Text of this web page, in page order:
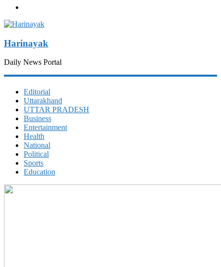
Harinayak
Daily News Portal
Editorial
Uttarakhand
UTTAR PRADESH
Business
Entertainment
Health
National
Political
Sports
Education